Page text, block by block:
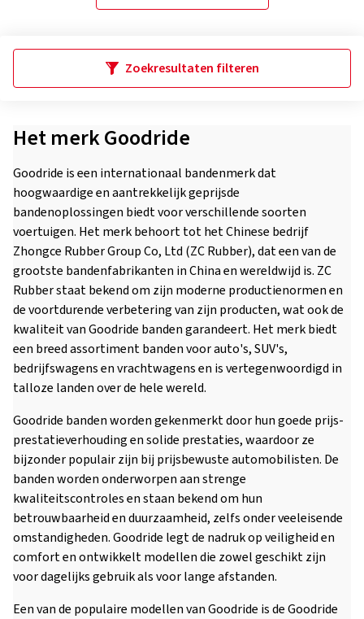
Zoekresultaten filteren
Het merk Goodride
Goodride is een internationaal bandenmerk dat
hoogwaardige en aantrekkelijk geprijsde
bandenoplossingen biedt voor verschillende soorten
voertuigen. Het merk behoort tot het Chinese bedrijf
Zhongce Rubber Group Co, Ltd (ZC Rubber), dat een van de
grootste bandenfabrikanten in China en wereldwijd is. ZC
Rubber staat bekend om zijn moderne productienormen en
de voortdurende verbetering van zijn producten, wat ook de
kwaliteit van Goodride banden garandeert. Het merk biedt
een breed assortiment banden voor auto's, SUV's,
bedrijfswagens en vrachtwagens en is vertegenwoordigd in
talloze landen over de hele wereld.
Goodride banden worden gekenmerkt door hun goede prijs-
prestatieverhouding en solide prestaties, waardoor ze
bijzonder populair zijn bij prijsbewuste automobilisten. De
banden worden onderworpen aan strenge
kwaliteitscontroles en staan bekend om hun
betrouwbaarheid en duurzaamheid, zelfs onder veeleisende
omstandigheden. Goodride legt de nadruk op veiligheid en
comfort en ontwikkelt modellen die zowel geschikt zijn
voor dagelijks gebruik als voor lange afstanden.
Een van de populaire modellen van Goodride is de Goodride